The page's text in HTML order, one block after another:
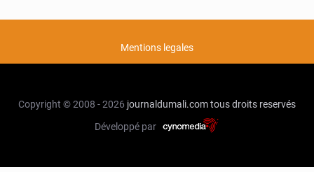
Mentions legales
Copyright © 2008 - 2026 journaldumali.comtous droits reservés
Développé par